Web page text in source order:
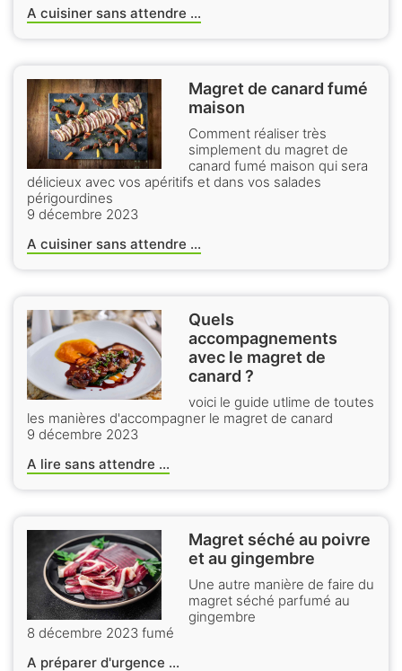
A cuisiner sans attendre ...
Magret de canard fumé
maison
Comment réaliser très
simplement du magret de
canard fumé maison qui sera
délicieux avec vos apéritifs et dans vos salades
périgourdines
9 décembre 2023
A cuisiner sans attendre ...
Quels
accompagnements
avec le magret de
canard ?
voici le guide utlime de toutes
les manières d'accompagner le magret de canard
9 décembre 2023
A lire sans attendre ...
Magret séché au poivre
et au gingembre
Une autre manière de faire du
magret séché parfumé au
gingembre
8 décembre 2023 fumé
A préparer d'urgence ...